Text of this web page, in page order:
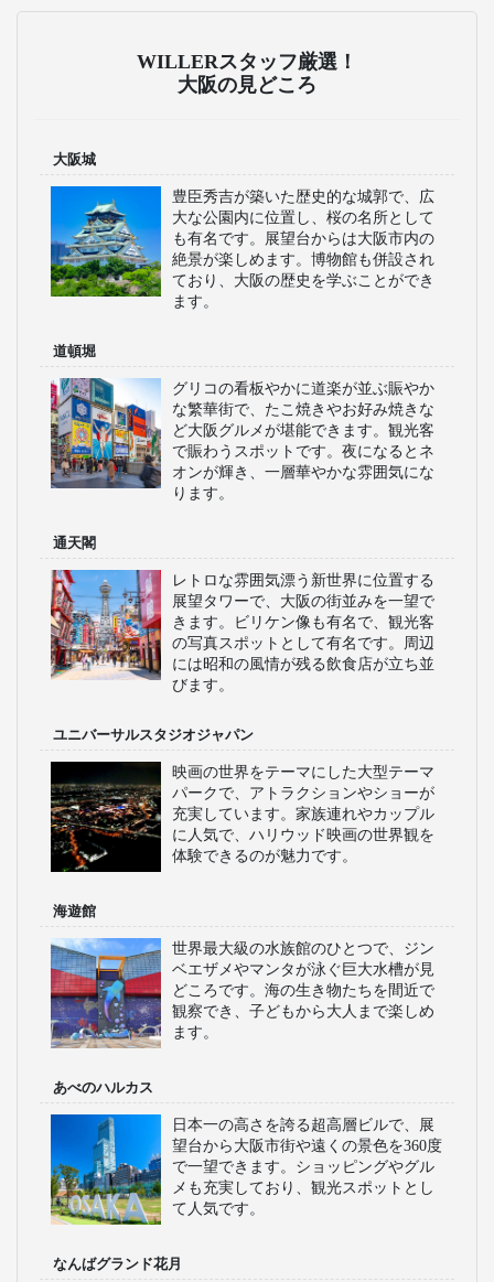
WILLERスタッフ厳選！
大阪の見どころ
大阪城
豊臣秀吉が築いた歴史的な城郭で、広
大な公園内に位置し、桜の名所として
も有名です。展望台からは大阪市内の
絶景が楽しめます。博物館も併設され
ており、大阪の歴史を学ぶことができ
ます。
道頓堀
グリコの看板やかに道楽が並ぶ賑やか
な繁華街で、たこ焼きやお好み焼きな
ど大阪グルメが堪能できます。観光客
で賑わうスポットです。夜になるとネ
オンが輝き、一層華やかな雰囲気にな
ります。
通天閣
レトロな雰囲気漂う新世界に位置する
展望タワーで、大阪の街並みを一望で
きます。ビリケン像も有名で、観光客
の写真スポットとして有名です。周辺
には昭和の風情が残る飲食店が立ち並
びます。
ユニバーサルスタジオジャパン
映画の世界をテーマにした大型テーマ
パークで、アトラクションやショーが
充実しています。家族連れやカップル
に人気で、ハリウッド映画の世界観を
体験できるのが魅力です。
海遊館
世界最大級の水族館のひとつで、ジン
ベエザメやマンタが泳ぐ巨大水槽が見
どころです。海の生き物たちを間近で
観察でき、子どもから大人まで楽しめ
ます。
あべのハルカス
日本一の高さを誇る超高層ビルで、展
望台から大阪市街や遠くの景色を360度
で一望できます。ショッピングやグル
メも充実しており、観光スポットとし
て人気です。
なんばグランド花月